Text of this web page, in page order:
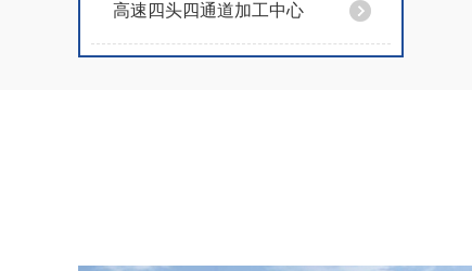
高速四头四通道加工中心